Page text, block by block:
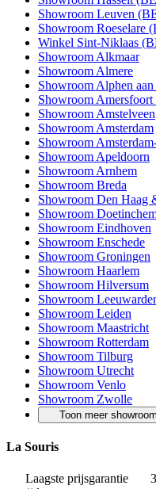
Showroom Leuven
Showroom Roeselare
Winkel Sint-Niklaas
Showroom Alkmaar
Showroom Almere
Showroom Alphen
Showroom
Showroom Amstelveen
Showroom Amsterdam
Showroom
Showroom Apeldoorn
Showroom Arnhem
Showroom Breda
Showroom Den Haag
Showroom
Showroom Eindhoven
Showroom Enschede
Showroom Groningen
Showroom Haarlem
Showroom Hilversum
Showroom
Showroom Leiden
Showroom Maastricht
Showroom Rotterdam
Showroom Tilburg
Showroom Utrecht
Showroom Venlo
Showroom Zwolle
Toon meer
La Souris
Laagste prijsgarantie